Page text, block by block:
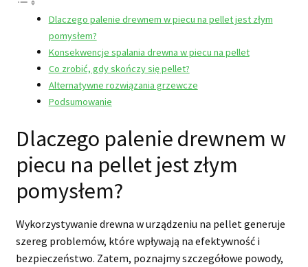
Dlaczego palenie drewnem w piecu na pellet jest złym
pomysłem?
Konsekwencje spalania drewna w piecu na pellet
Co zrobić, gdy skończy się pellet?
Alternatywne rozwiązania grzewcze
Podsumowanie
Dlaczego palenie drewnem w
piecu na pellet jest złym
pomysłem?
Wykorzystywanie drewna w urządzeniu na pellet generuje
szereg problemów, które wpływają na efektywność i
bezpieczeństwo. Zatem, poznajmy szczegółowe powody,